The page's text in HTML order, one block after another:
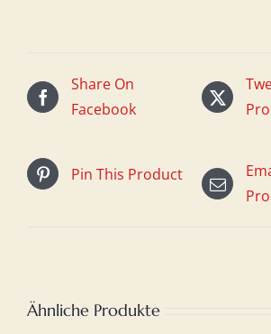
Share On
Facebook
Pin This Product
Ähnliche Produkte